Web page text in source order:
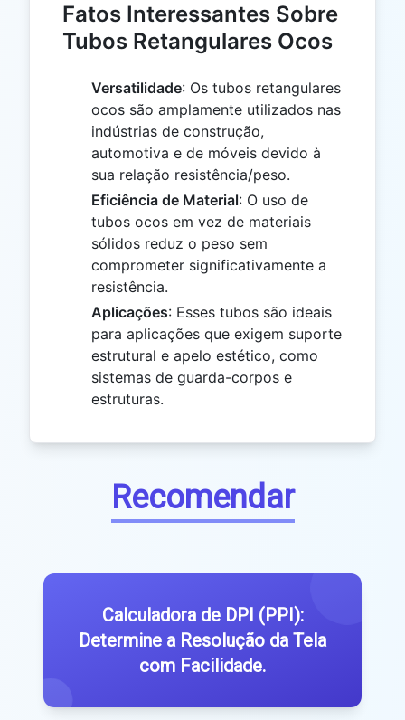
Fatos Interessantes Sobre
Tubos Retangulares Ocos
Versatilidade: Os tubos retangulares
ocos são amplamente utilizados nas
indústrias de construção,
automotiva e de móveis devido à
sua relação resistência/peso.
Eficiência de Material: O uso de
tubos ocos em vez de materiais
sólidos reduz o peso sem
comprometer significativamente a
resistência.
Aplicações: Esses tubos são ideais
para aplicações que exigem suporte
estrutural e apelo estético, como
sistemas de guarda-corpos e
estruturas.
Recomendar
Calculadora de DPI (PPI):
Determine a Resolução da Tela
com Facilidade.